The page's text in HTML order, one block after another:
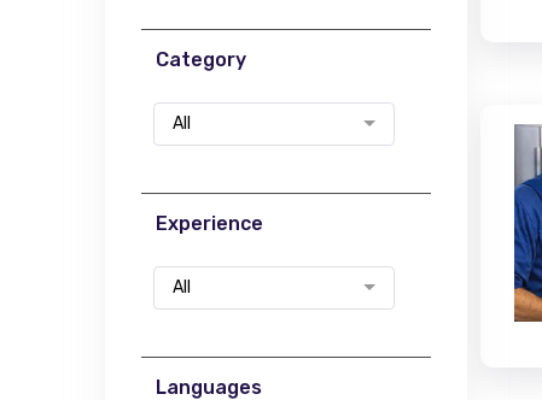
Category
All
Experience
All
Languages